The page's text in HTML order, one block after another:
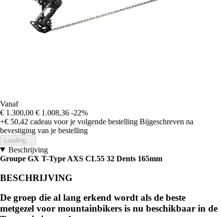
Vanaf
€ 1.300,00 € 1.008,36 -22%
+€ 50,42 cadeau voor je volgende bestelling Bijgeschreven na
bevestiging van je bestelling
Loading...
Beschrijving
Groupe GX T-Type AXS CL55 32 Dents 165mm
BESCHRIJVING
De groep die al lang erkend wordt als de beste
metgezel voor mountainbikers is nu beschikbaar in de